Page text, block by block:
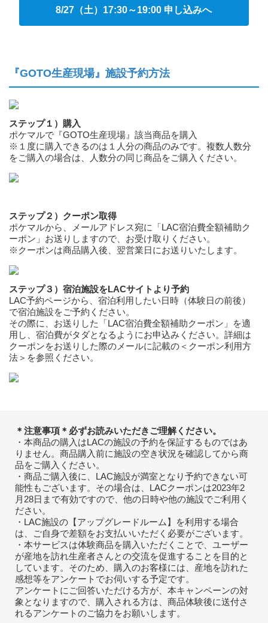
8/27（土）17:30～19:00 申し込みへ
『GOTO生産現場』施設予約方法
ステップ１）購入
ポケマルで『GOTO生産現場』該当商品を購入
※１度に購入できるのは１人分の商品のみです。複数人数分
をご購入の場合は、人数分の同じ商品をご購入ください。
ステップ２）クーポン取得
ポケマルから、メールアドレス宛に「LAC宿泊費全額補助ク
ーポン」お送りしますので、お受け取りください。
※クーポンは商品購入後、翌営業日にお送りいたします。
ステップ３）宿泊施設をLACサイトより予約
LAC予約ページから、宿泊利用したい日時（体験日の前後）
で宿泊施設をご予約ください。
その際に、お送りした「LAC宿泊費全額補助クーポン」を適
用し、宿泊費がタダとなるようにお申込みください。詳細は
クーポンをお送りした際のメールに記載の＜クーポン利用方
法＞を参照ください。
＊注意事項＊必ずお読みいただきご理解ください。
・本商品の購入はLACの施設の予約を保証するものではあ
りません。商品購入前に施設の空き状況を確認してから商
品をご購入ください。
・商品ご購入後に、LAC施設が満室となり予約できない可
能性もございます。その場合は、LACクーポンは2023年2
月28日まで有効ですので、他の日時や他の施設でご利用く
ださい。
・LAC施設の【アップグレードルーム】を利用する場合
は、ご自身で差額をお支払いいただく必要がございます。
・本サービスは体験商品を購入いただくことで、ユーザー
が産地を訪れ生産者さんとの交流を促進することを目的と
しています。そのため、購入のお客様には、産地を訪れた
感想等をアンケートでお伺いする予定です。
アンケートにご回答いただける方が、本キャンペーンの対
象となりますので、購入される方は、商品体験後に送付さ
れるアンケートのご協力をお願いします。